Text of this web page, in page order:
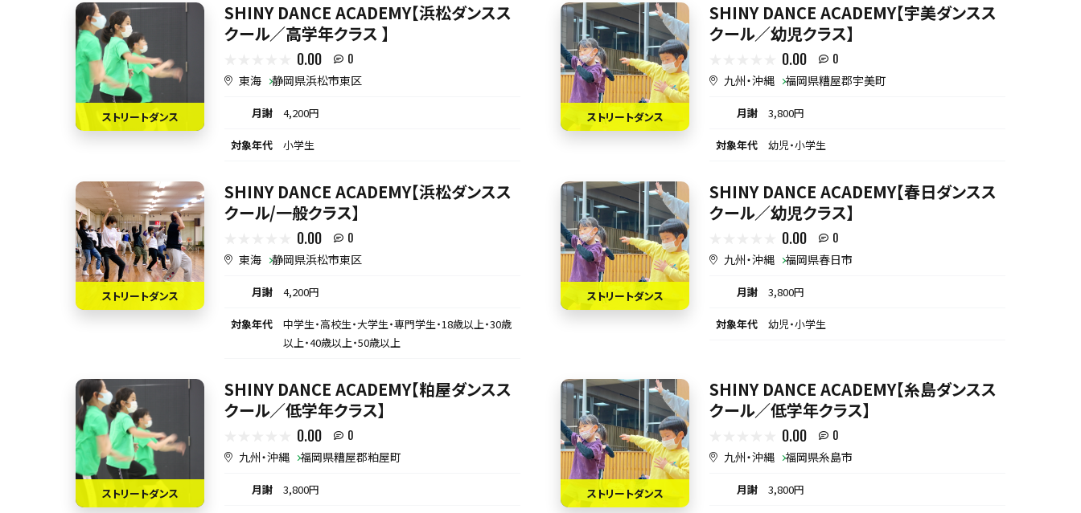
ストリートダンス
SHINY DANCE ACADEMY【浜松ダンスス
クール／高学年クラス 】
0.00 0
東海 静岡県浜松市東区
月謝 4,200円
対象年代 小学生
ストリートダンス
SHINY DANCE ACADEMY【宇美ダンスス
クール／幼児クラス】
0.00 0
九州・沖縄 福岡県糟屋郡宇美町
月謝 3,800円
対象年代 幼児・小学生
ストリートダンス
SHINY DANCE ACADEMY【浜松ダンスス
クール/一般クラス】
0.00 0
東海 静岡県浜松市東区
月謝 4,200円
対象年代
中学生・高校生・大学生・専門学生・18歳以上・30歳
以上・40歳以上・50歳以上
ストリートダンス
SHINY DANCE ACADEMY【春日ダンスス
クール／幼児クラス】
0.00 0
九州・沖縄 福岡県春日市
月謝 3,800円
対象年代 幼児・小学生
ストリートダンス
SHINY DANCE ACADEMY【粕屋ダンスス
クール／低学年クラス】
0.00 0
九州・沖縄 福岡県糟屋郡粕屋町
月謝 3,800円 ストリートダンス
SHINY DANCE ACADEMY【糸島ダンスス
クール／低学年クラス】
0.00 0
九州・沖縄 福岡県糸島市
月謝 3,800円